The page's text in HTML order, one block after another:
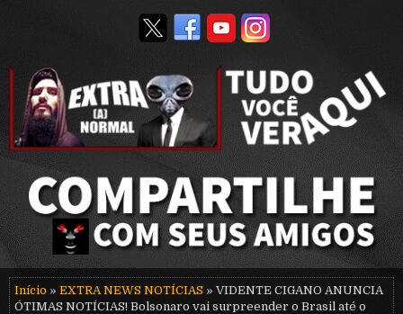
Início » EXTRA NEWS NOTÍCIAS » VIDENTE CIGANO ANUNCIA
ÓTIMAS NOTÍCIAS! Bolsonaro vai surpreender o Brasil até o